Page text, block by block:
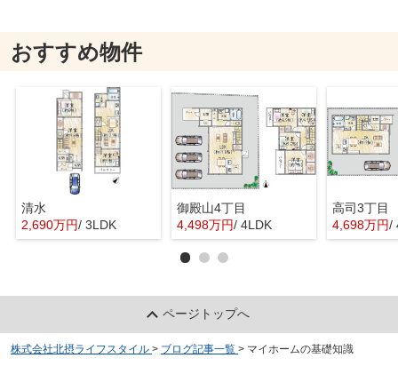
おすすめ物件
清水
2,690万円/ 3LDK
御殿山4丁目
4,498万円/ 4LDK
高司3丁目
4,698万円/
ページトップへ
株式会社北摂ライフスタイル > ブログ記事一覧 > マイホームの基礎知識